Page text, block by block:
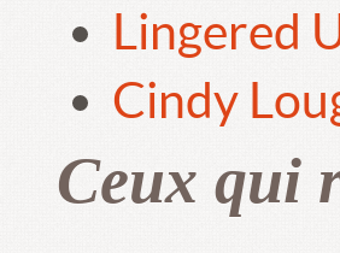
Lingered
Cindy
Ceux qui